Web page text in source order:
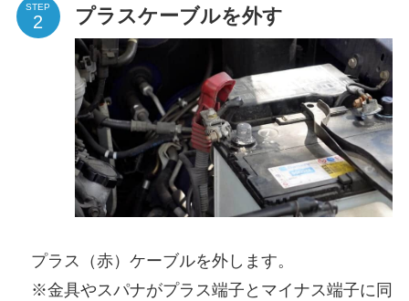
STEP プラスケーブルを外す
プラス（赤）ケーブルを外します。
※金具やスパナがプラス端子とマイナス端子に同